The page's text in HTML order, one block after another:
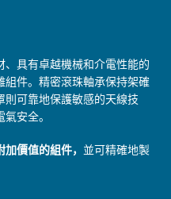
具有卓越機械和介電性能的
件。精密滾珠軸承保持架確
則可靠地保護敏感的天線技
安全。
價值的組件， 並可精確地製